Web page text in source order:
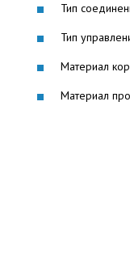
Тип
Тип
Материал
Материал